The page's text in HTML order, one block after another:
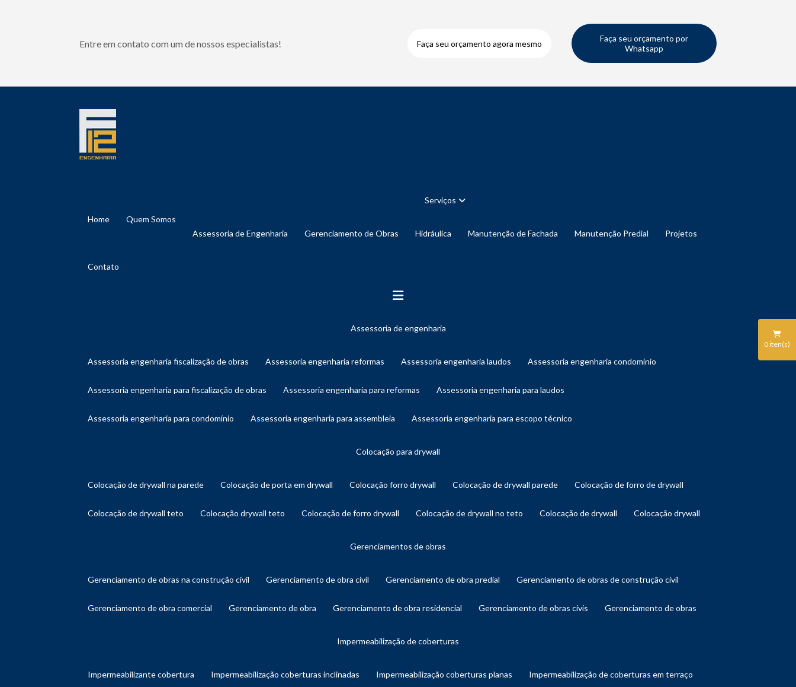
Entre em contato com um de nossos especialistas! Faça seu orçamento agora mesmo
Faça seu orçamento por
Whatsapp
Home Quem Somos
Serviços
Assessoria de Engenharia Gerenciamento de Obras Hidráulica Manutenção de Fachada Manutenção Predial Projetos
Contato
assessoria de engenharia
assessoria engenharia fiscalização de obras assessoria engenharia reformas assessoria engenharia laudos assessoria engenharia condomínio
assessoria engenharia para fiscalização de obras assessoria engenharia para reformas assessoria engenharia para laudos
assessoria engenharia para condomínio assessoria engenharia para assembleia assessoria engenharia para escopo técnico
colocação para drywall
colocação de drywall na parede colocação de porta em drywall colocação forro drywall colocação de drywall parede colocação de forro de drywall
colocação de drywall teto colocação drywall teto colocação de forro drywall colocação de drywall no teto colocação de drywall colocação drywall
gerenciamentos de obras
gerenciamento de obras na construção civil gerenciamento de obra civil gerenciamento de obra predial gerenciamento de obras de construção civil
gerenciamento de obra comercial gerenciamento de obra gerenciamento de obra residencial gerenciamento de obras civis gerenciamento de obras
impermeabilização de coberturas
impermeabilizante cobertura impermeabilização coberturas inclinadas impermeabilização coberturas planas impermeabilização de coberturas em terraço
0iten(s)